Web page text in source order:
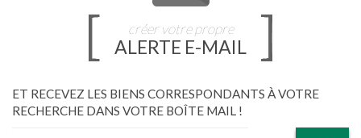
créer votre propre
ALERTE E-MAIL
ET RECEVEZ LES BIENS CORRESPONDANTS À VOTRE
RECHERCHE DANS VOTRE BOÎTE MAIL !